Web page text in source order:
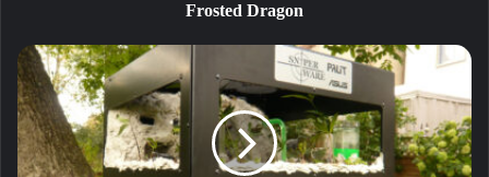
Frosted Dragon
Jungle
Mod